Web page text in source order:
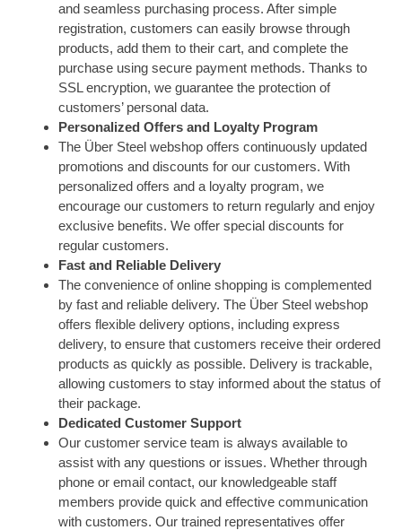
and seamless purchasing process. After simple
registration, customers can easily browse through
products, add them to their cart, and complete the
purchase using secure payment methods. Thanks to
SSL encryption, we guarantee the protection of
customers’ personal data.
Personalized Offers and Loyalty Program
The Über Steel webshop offers continuously updated
promotions and discounts for our customers. With
personalized offers and a loyalty program, we
encourage our customers to return regularly and enjoy
exclusive benefits. We offer special discounts for
regular customers.
Fast and Reliable Delivery
The convenience of online shopping is complemented
by fast and reliable delivery. The Über Steel webshop
offers flexible delivery options, including express
delivery, to ensure that customers receive their ordered
products as quickly as possible. Delivery is trackable,
allowing customers to stay informed about the status of
their package.
Dedicated Customer Support
Our customer service team is always available to
assist with any questions or issues. Whether through
phone or email contact, our knowledgeable staff
members provide quick and effective communication
with customers. Our trained representatives offer